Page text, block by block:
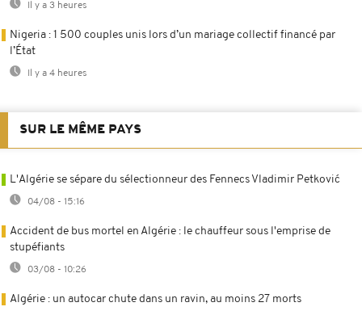
Il y a 3 heures
Nigeria : 1 500 couples unis lors d’un mariage collectif financé par
l’État
Il y a 4 heures
SUR LE MÊME PAYS
L'Algérie se sépare du sélectionneur des Fennecs Vladimir Petković
04/08 - 15:16
Accident de bus mortel en Algérie : le chauffeur sous l'emprise de
stupéfiants
03/08 - 10:26
Algérie : un autocar chute dans un ravin, au moins 27 morts